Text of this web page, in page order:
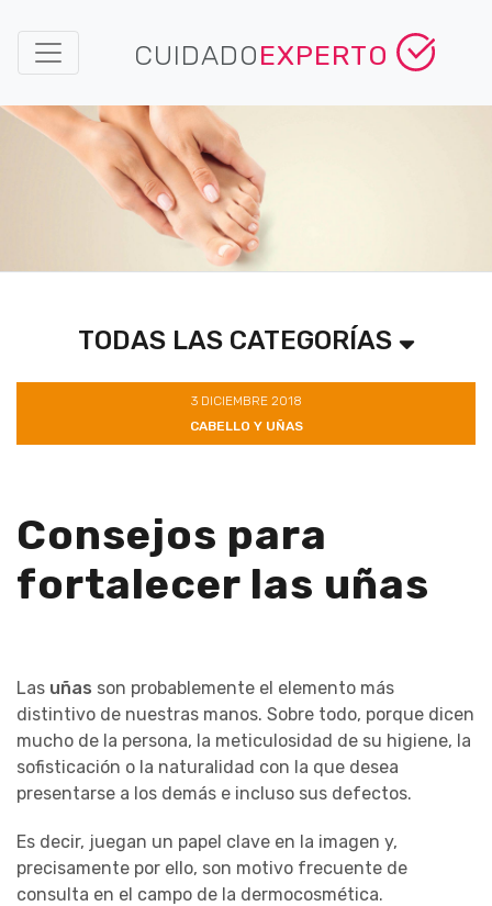
CUIDADOEXPERTO
TODAS LAS CATEGORÍAS
3 DICIEMBRE 2018
CABELLO Y UÑAS
Consejos para
fortalecer las uñas
Las uñas son probablemente el elemento más
distintivo de nuestras manos. Sobre todo, porque dicen
mucho de la persona, la meticulosidad de su higiene, la
sofisticación o la naturalidad con la que desea
presentarse a los demás e incluso sus defectos.
Es decir, juegan un papel clave en la imagen y,
precisamente por ello, son motivo frecuente de
consulta en el campo de la dermocosmética.